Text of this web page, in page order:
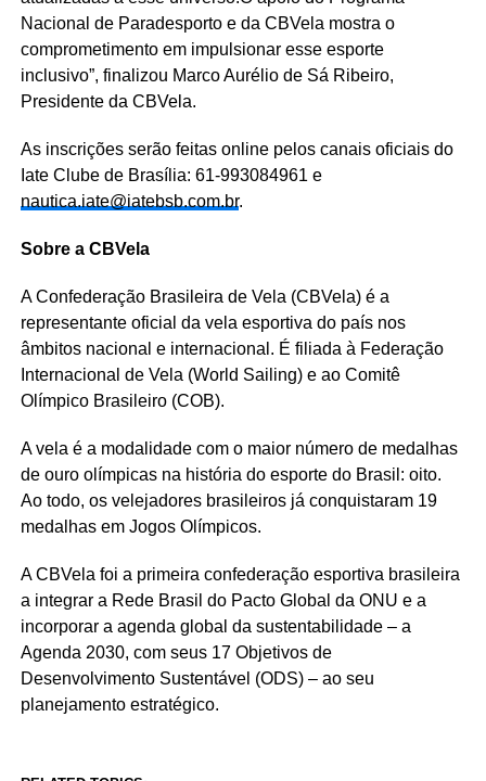
Nacional de Paradesporto e da CBVela mostra o
comprometimento em impulsionar esse esporte
inclusivo”, finalizou Marco Aurélio de Sá Ribeiro,
Presidente da CBVela.
As inscrições serão feitas online pelos canais oficiais do
Iate Clube de Brasília: 61-993084961 e
nautica.iate@iatebsb.com.br.
Sobre a CBVela
A Confederação Brasileira de Vela (CBVela) é a
representante oficial da vela esportiva do país nos
âmbitos nacional e internacional. É filiada à Federação
Internacional de Vela (World Sailing) e ao Comitê
Olímpico Brasileiro (COB).
A vela é a modalidade com o maior número de medalhas
de ouro olímpicas na história do esporte do Brasil: oito.
Ao todo, os velejadores brasileiros já conquistaram 19
medalhas em Jogos Olímpicos.
A CBVela foi a primeira confederação esportiva brasileira
a integrar a Rede Brasil do Pacto Global da ONU e a
incorporar a agenda global da sustentabilidade – a
Agenda 2030, com seus 17 Objetivos de
Desenvolvimento Sustentável (ODS) – ao seu
planejamento estratégico.